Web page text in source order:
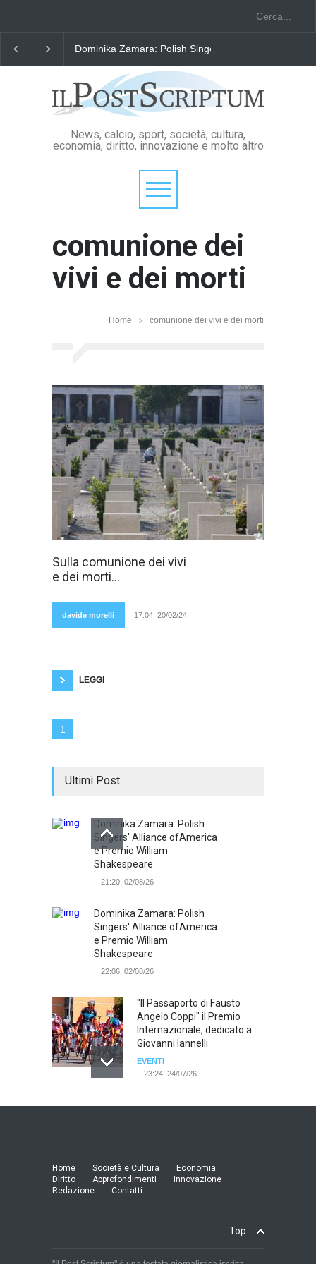
Dominika Zamara: Polish Singers' Alliance ofAmerica
News, calcio, sport, società, cultura,
economia, diritto, innovazione e molto altro
comunione dei
vivi e dei morti
Home comunione dei vivi e dei morti
Sulla comunione dei vivi
e dei morti...
davide morelli 17:04, 20/02/24
LEGGI
1
Ultimi Post
Dominika Zamara: Polish
Singers' Alliance ofAmerica
e Premio William
Shakespeare
21:20, 02/08/26
Dominika Zamara: Polish
Singers' Alliance ofAmerica
e Premio William
Shakespeare
22:06, 02/08/26
"Il Passaporto di Fausto
Angelo Coppi" il Premio
Internazionale, dedicato a
Giovanni Iannelli
EVENTI
23:24, 24/07/26
RIMINI, PRIMO CONVEGNO
EVENTI
19:44, 24/07/26
accordo raggiunto tra
Sofia - Cervello” e le
Home Società e Cultura
Economia
Diritto
Approfondimenti
Innovazione
Redazione
Contatti
Top